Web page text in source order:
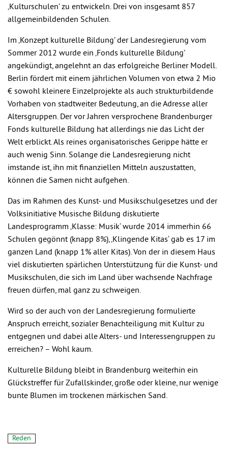
‚Kulturschulen’ zu entwickeln. Drei von insgesamt 857
allgemeinbildenden Schulen.
Im ‚Konzept kulturelle Bildung’ der Landesregierung vom
Sommer 2012 wurde ein ‚Fonds kulturelle Bildung’
angekündigt, angelehnt an das erfolgreiche Berliner Modell.
Berlin fördert mit einem jährlichen Volumen von etwa 2 Mio
€ sowohl kleinere Einzelprojekte als auch strukturbildende
Vorhaben von stadtweiter Bedeutung, an die Adresse aller
Altersgruppen. Der vor Jahren versprochene Brandenburger
Fonds kulturelle Bildung hat allerdings nie das Licht der
Welt erblickt. Als reines organisatorisches Gerippe hätte er
auch wenig Sinn. Solange die Landesregierung nicht
imstande ist, ihn mit finanziellen Mitteln auszustatten,
können die Samen nicht aufgehen.
Das im Rahmen des Kunst- und Musikschulgesetzes und der
Volksinitiative Musische Bildung diskutierte
Landesprogramm ‚Klasse: Musik‘ wurde 2014 immerhin 66
Schulen gegönnt (knapp 8%), ‚Klingende Kitas‘ gab es 17 im
ganzen Land (knapp 1% aller Kitas). Von der in diesem Haus
viel diskutierten spärlichen Unterstützung für die Kunst- und
Musikschulen, die sich im Land über wachsende Nachfrage
freuen dürfen, mal ganz zu schweigen.
Wird so der auch von der Landesregierung formulierte
Anspruch erreicht, sozialer Benachteiligung mit Kultur zu
entgegnen und dabei alle Alters- und Interessengruppen zu
erreichen? – Wohl kaum.
Kulturelle Bildung bleibt in Brandenburg weiterhin ein
Glückstreffer für Zufallskinder, große oder kleine, nur wenige
bunte Blumen im trockenen märkischen Sand.
Reden